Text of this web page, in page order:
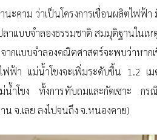
นะคาม ว่าเป็นโครงการเขื่อนผลิตไฟ
าแบบจำลองธรรมชาติ สมมุติฐานในเ
กแบบจำลองคณิตศาสตร์จะพบว่าหาก
ฟ้า แม่น้ำโขงจะเพิ่มระดับขึ้น 1.2 เ
โขง ทั้งการทับถมและกัดเซาะ กรณี
จ.เลย ลงไปจนถึง จ.หนองคาย)